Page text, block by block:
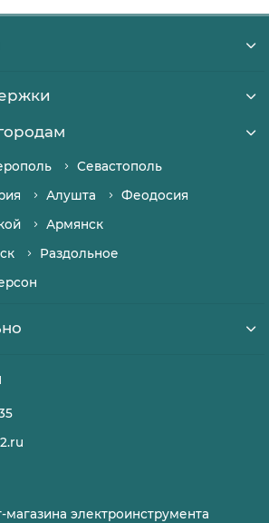
Севастополь
Алушта
Феодосия
Армянск
Раздольное
электроинструмента